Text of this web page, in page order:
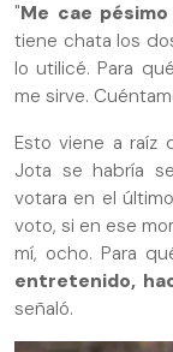
"Me cae
tiene chata los
lo utilicé. Para
me sirve.
Esto viene a raíz
Jota se habría
votara en el
voto, si en ese
mí, ocho. Para
entretenido,
señaló.